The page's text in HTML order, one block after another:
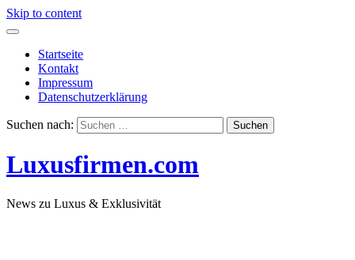
Skip to content
Startseite
Kontakt
Impressum
Datenschutzerklärung
Suchen nach:
Luxusfirmen.com
News zu Luxus & Exklusivität